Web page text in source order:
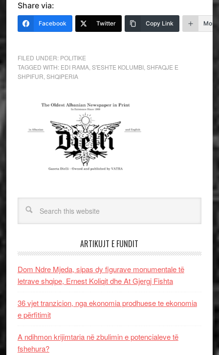
Share via:
Facebook Twitter Copy Link More
FILED UNDER: POLITIKE
TAGGED WITH: EDI RAMA, S'ESHTE KOLUMBI, SHFAQJE E
SHPIFUR SHQIPERIA
ARTIKUJT E FUNDIT
Dom Ndre Mjeda, sipas dy figurave monumentale të
letrave shqipe, Ernest Koliqit dhe At Gjergj Fishta
36 vjet tranzicion, nga ekonomia prodhuese te ekonomia
e përfitimit
A ndihmon krijimtaria në zbulimin e potencialeve të
fshehura?